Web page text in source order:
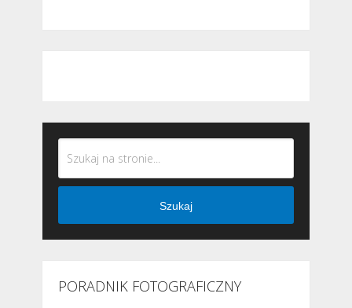
Szukaj
PORADNIK FOTOGRAFICZNY